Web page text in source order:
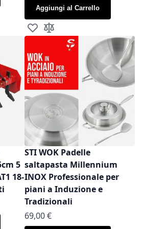
Aggiungi al Carrello
Aggiungi alla lista desideri
Aggiungi al confronto
5
18-
STI WOK Padelle
saltapasta Millennium
INOX Professionale per
piani a Induzione e
Tradizionali
As low as
69,00 €